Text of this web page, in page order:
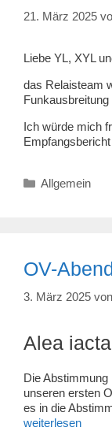
21. März 2025
Liebe YL, XYL
das Relaisteam
Ich würde mich
Kategorien
Allgemein
OV-
3. März 2025 von
Alea
Die Abstimmung
unseren ersten
es in die
weiterlesen